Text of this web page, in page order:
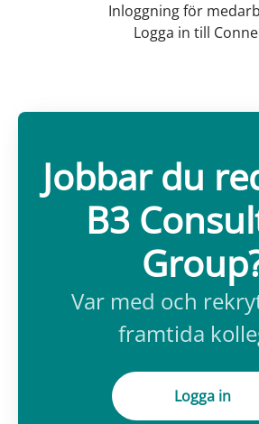
Inloggning för
Logga in till
Jobbar du
B3
Var med och
framtida
Logga in